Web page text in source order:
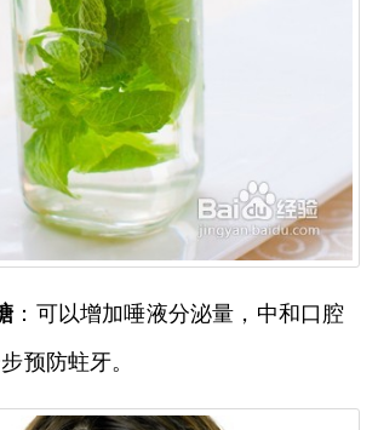
：可以增加唾液分泌量，中和口腔
预防蛀牙。